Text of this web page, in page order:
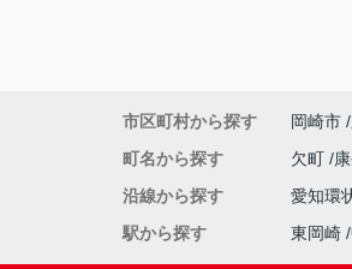
市区町村から探す 岡崎市
町名から探す
欠町
沿線から探す
愛知環
駅から探す
東岡崎